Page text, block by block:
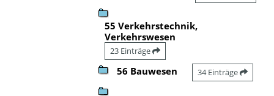
55 Verkehrstechnik,
Verkehrswesen
23 Einträge
56 Bauwesen 34 Einträge